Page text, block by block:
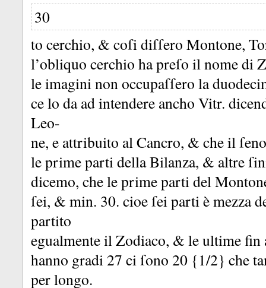
30
to cerchio, & coſi diſſero Montone,
l’obliquo cerchio ha preſo il nome di
le imagini non occupaſſero la
ce lo da ad intendere ancho Vitr.
Leo-
ne, e attribuito al Cancro, & che il
le prime parti della Bilanza, & altre
dicemo, che le prime parti del
ſei, & min. 30. cioe ſei parti è mezza
partito
egualmente il Zodiaco, & le ultime fin
hanno gradi 27 ci ſono 20 {1/2} che
per longo.